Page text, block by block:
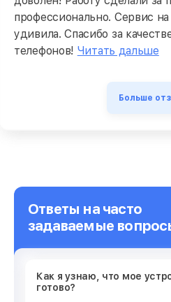
профессионально. Сервис
удивила. Спасибо за
телефонов! Читать дальше
Больше
Ответы на часто
задаваемые
Как я узнаю, что мое
готово?